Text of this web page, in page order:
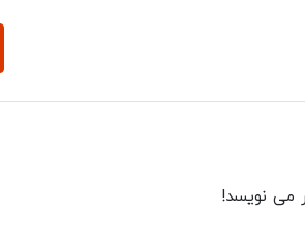
می نویسد!